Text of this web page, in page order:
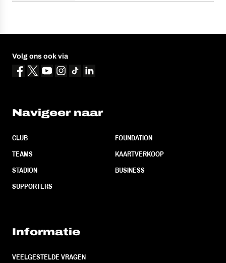
Volg ons ook via
Navigeer naar
CLUB
TEAMS
STADION
SUPPORTERS
FOUNDATION
KAARTVERKOOP
BUSINESS
Informatie
VEELGESTELDE VRAGEN